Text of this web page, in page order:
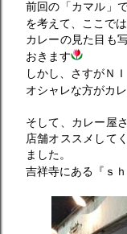
前回の「カマル」
を考えて、ここで
カレーの見た目も
おきます
しかし、さすがＮ
オシャレな方がカ
そして、カレー屋
店舗オススメして
ました。
吉祥寺にある『ｓ